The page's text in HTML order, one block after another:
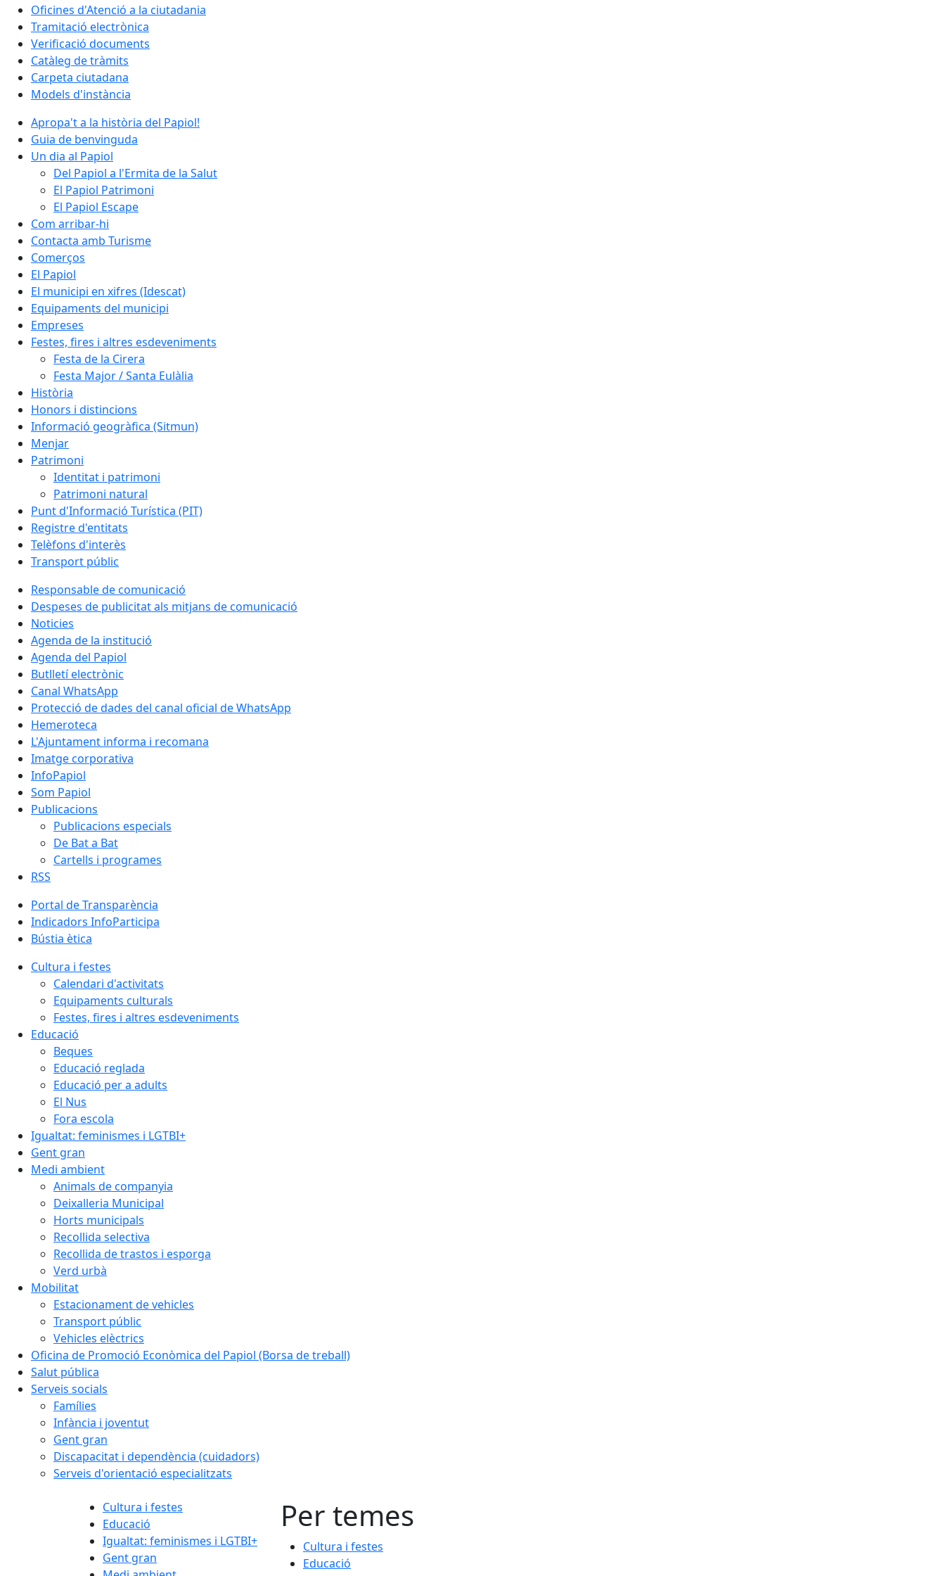
Oficines d'Atenció a la ciutadania
Tramitació electrònica
Verificació documents
Catàleg de tràmits
Carpeta ciutadana
Models d'instància
Apropa't a la història del Papiol!
Guia de benvinguda
Un dia al Papiol
Del Papiol a l'Ermita de la Salut
El Papiol Patrimoni
El Papiol Escape
Com arribar-hi
Contacta amb Turisme
Comerços
El Papiol
El municipi en xifres (Idescat)
Equipaments del municipi
Empreses
Festes, fires i altres esdeveniments
Festa de la Cirera
Festa Major / Santa Eulàlia
Història
Honors i distincions
Informació geogràfica (Sitmun)
Menjar
Patrimoni
Identitat i patrimoni
Patrimoni natural
Punt d'Informació Turística (PIT)
Registre d'entitats
Telèfons d'interès
Transport públic
Responsable de comunicació
Despeses de publicitat als mitjans de comunicació
Noticies
Agenda de la institució
Agenda del Papiol
Butlletí electrònic
Canal WhatsApp
Protecció de dades del canal oficial de WhatsApp
Hemeroteca
L'Ajuntament informa i recomana
Imatge corporativa
InfoPapiol
Som Papiol
Publicacions
Publicacions especials
De Bat a Bat
Cartells i programes
RSS
Portal de Transparència
Indicadors InfoParticipa
Bústia ètica
Cultura i festes
Calendari d'activitats
Equipaments culturals
Festes, fires i altres esdeveniments
Educació
Beques
Educació reglada
Educació per a adults
El Nus
Fora escola
Igualtat: feminismes i LGTBI+
Gent gran
Medi ambient
Animals de companyia
Deixalleria Municipal
Horts municipals
Recollida selectiva
Recollida de trastos i esporga
Verd urbà
Mobilitat
Estacionament de vehicles
Transport públic
Vehicles elèctrics
Oficina de Promoció Econòmica del Papiol (Borsa de treball)
Salut pública
Serveis socials
Famílies
Infància i joventut
Gent gran
Discapacitat i dependència (cuidadors)
Serveis d'orientació especialitzats
Cultura i festes
Educació
Igualtat: feminismes i LGTBI+
Gent gran
Per temes
Cultura i festes
Educació